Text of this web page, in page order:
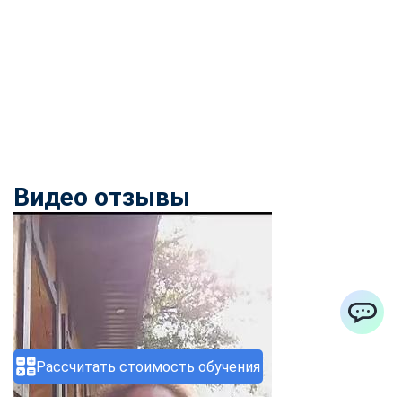
Рассчитать стоимость обучения
Видео отзывы
ChatApp